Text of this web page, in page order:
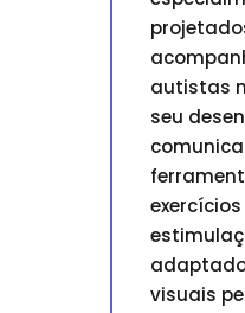
autistas
seu
visuais